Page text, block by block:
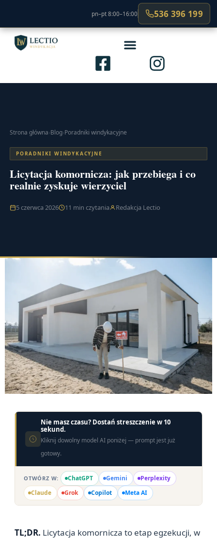
pn–pt 8:00–16:00 536 396 199
Strona główna›Blog›Poradniki windykacyjne
PORADNIKI WINDYKACYJNE
Licytacja komornicza: jak przebiega i co
realnie zyskuje wierzyciel
5 czerwca 2026 11 min czytania Redakcja Lectio
Nie masz czasu? Dostań streszczenie w 10
sekund.
Kliknij dowolny model AI poniżej — prompt jest już
gotowy.
OTWÓRZ W: ChatGPT Gemini
Perplexity
Claude
Grok Copilot Meta AI
TL;DR. Licytacja komornicza to etap egzekucji, w